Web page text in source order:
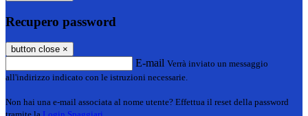
Recupero password
button close ×
E-mail Verrà inviato un messaggio
all'indirizzo indicato con le istruzioni necessarie.
Non hai una e-mail associata al nome utente? Effettua il reset della password